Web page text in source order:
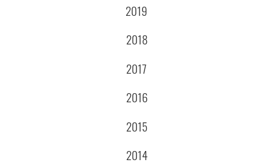
2019
2018
2017
2016
2015
2014